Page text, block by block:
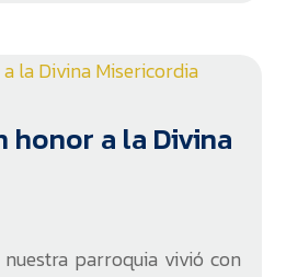
honor a la Divina
parroquia vivió con